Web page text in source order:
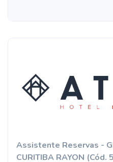
Assistente Reservas -
CURITIBA RAYON (Cód.